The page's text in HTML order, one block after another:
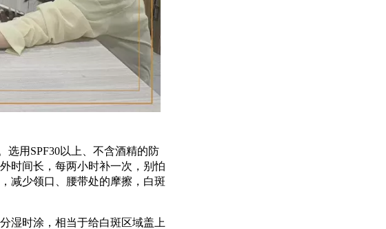
选用SPF30以上、不含酒精的防
时间长，每两小时补一次，别怕
减少领口、腰带处的摩擦，白斑
湿时涂，相当于给白斑区域盖上